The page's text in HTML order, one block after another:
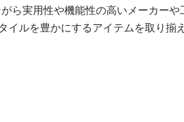
ら実用性や機能性の高いメーカー
ルを豊かにするアイテムを取り揃え